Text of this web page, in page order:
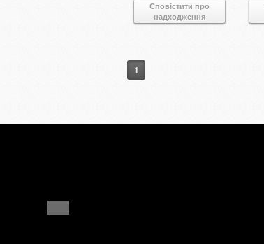
Сповістити про
надходження
1